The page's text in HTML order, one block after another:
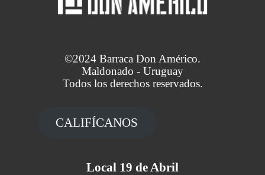
©2024 Barraca Don Américo.
Maldonado - Uruguay
Todos los derechos reservados.
CALIFÍCANOS
Local 19 de Abril